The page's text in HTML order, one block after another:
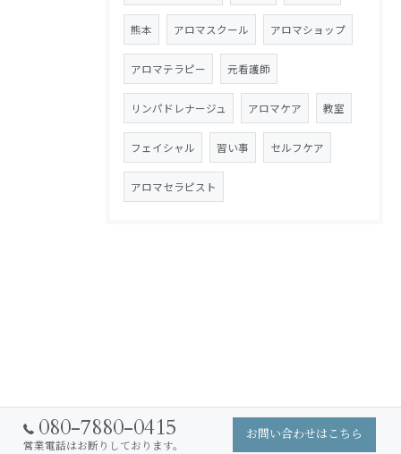
熊本 アロマスクール アロマショップ
アロマテラピー 元看護師
リンパドレナージュ アロマケア 教室
フェイシャル 習い事 セルフケア
アロマセラピスト
080-7880-0415
営業電話はお断りしております。
お問い合わせはこちら